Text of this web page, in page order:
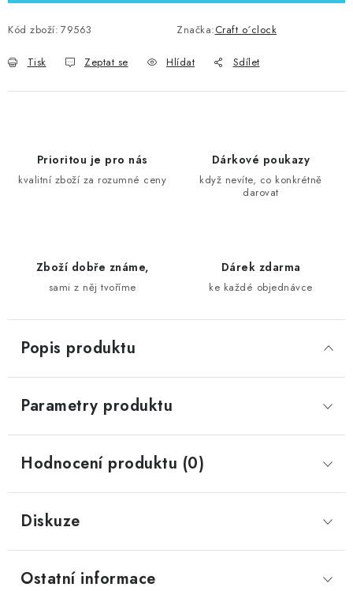
Kód zboží: 79563 Značka:Craft o´clock
Tisk Zeptat se Hlídat Sdílet
Prioritou je pro nás
kvalitní zboží za rozumné ceny
Dárkové poukazy
když nevíte, co konkrétně
darovat
Zboží dobře známe,
sami z něj tvoříme
Dárek zdarma
ke každé objednávce
Popis produktu
Parametry produktu
Hodnocení produktu (0)
Diskuze
Ostatní informace